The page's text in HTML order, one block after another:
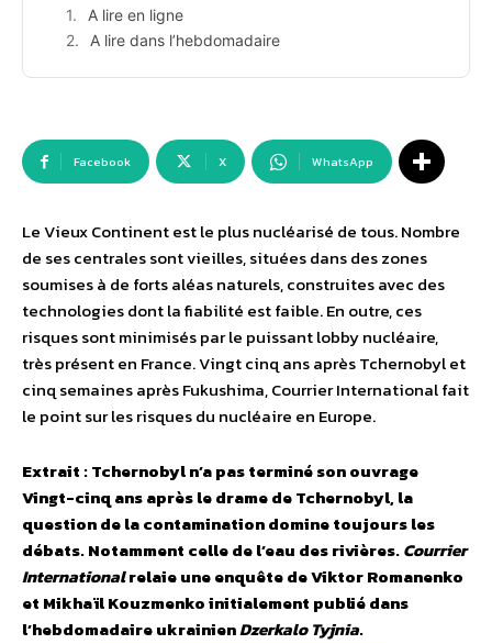
A lire en ligne
A lire dans l’hebdomadaire
Facebook X WhatsApp
Le Vieux Continent est le plus nucléarisé de tous. Nombre
de ses centrales sont vieilles, situées dans des zones
soumises à de forts aléas naturels, construites avec des
technologies dont la fiabilité est faible. En outre, ces
risques sont minimisés par le puissant lobby nucléaire,
très présent en France. Vingt cinq ans après Tchernobyl et
cinq semaines après Fukushima, Courrier International fait
le point sur les risques du nucléaire en Europe.
Extrait : Tchernobyl n’a pas terminé son ouvrage
Vingt-cinq ans après le drame de Tchernobyl, la
question de la contamination domine toujours les
débats. Notamment celle de l’eau des rivières.Courrier
Internationalrelaie une enquête de Viktor Romanenko
et Mikhaïl Kouzmenko initialement publié dans
l’hebdomadaire ukrainienDzerkalo Tyjnia.